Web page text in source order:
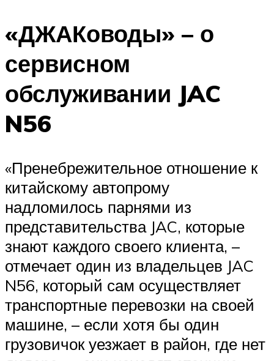
«ДЖАКоводы» – о
сервисном
обслуживании JAC
N56
«Пренебрежительное отношение к
китайскому автопрому
надломилось парнями из
представительства JAC, которые
знают каждого своего клиента, –
отмечает один из владельцев JAC
N56, который сам осуществляет
транспортные перевозки на своей
машине, – если хотя бы один
грузовичок уезжает в район, где нет